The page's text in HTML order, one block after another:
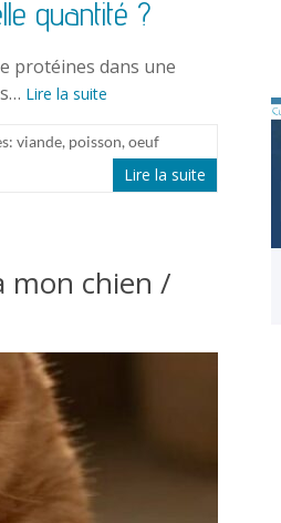
quantité ?
protéines dans une
Lire la suite
viande, poisson, oeuf
Lire la suite
mon chien /